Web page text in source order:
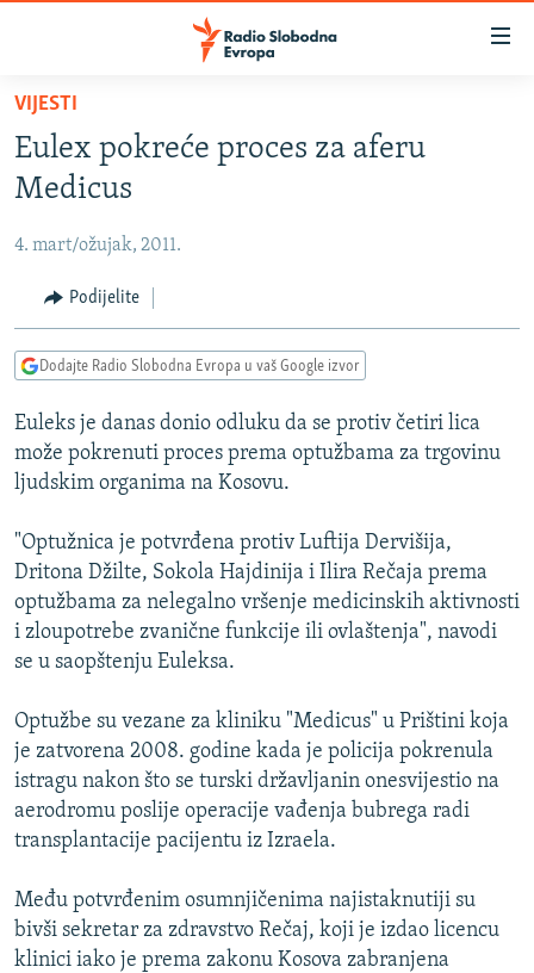
Pređite
glavni
sadržaj
na
navigaciju
Pređite
na
VIJESTI
BOSNA I HERCEGOVINA
KOSOVO
CRNA GORA
VIDEO
FOTOGALERIJE
INFOGRAFIKE
PODCASTI
RAT U UKRAJINI
KINA NA BALKANU
ISPRIČAJ MI
DNEVNO@RSE
SPECIJALI RSE
GENOCID U SREBRENICI
POPLAVE I KLIZIŠTA U BIH 2024.
TV LIBERTY
POST SCRIPTUM
MOJA EVROPA
PRATITE NAS
Sve RFE/RL stranice
VIJESTI
Eulex pokreće proces za aferu
Medicus
4. mart/ožujak, 2011.
Podijelite
Dodajte Radio Slobodna Evropa u vaš Google izvor
Euleks je danas donio odluku da se protiv četiri lica
može pokrenuti proces prema optužbama za trgovinu
ljudskim organima na Kosovu.
"Optužnica je potvrđena protiv Luftija Dervišija,
Dritona Džilte, Sokola Hajdinija i Ilira Rečaja prema
optužbama za nelegalno vršenje medicinskih aktivnosti
i zloupotrebe zvanične funkcije ili ovlaštenja", navodi
se u saopštenju Euleksa.
Optužbe su vezane za kliniku "Medicus" u Prištini koja
je zatvorena 2008. godine kada je policija pokrenula
istragu nakon što se turski državljanin onesvijestio na
aerodromu poslije operacije vađenja bubrega radi
transplantacije pacijentu iz Izraela.
Među potvrđenim osumnjičenima najistaknutiji su
bivši sekretar za zdravstvo Rečaj, koji je izdao licencu
klinici iako je prema zakonu Kosova zabranjena